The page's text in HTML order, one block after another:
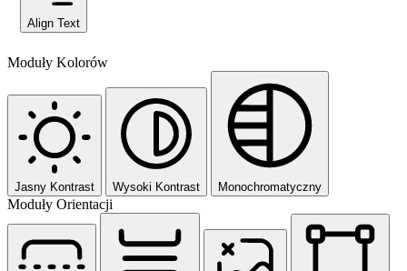
Align Text
Moduły Kolorów
Jasny Kontrast Wysoki Kontrast Monochromatyczny
Moduły Orientacji